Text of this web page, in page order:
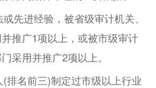
先进经验，被省级审计机关、
推广1项以上，或被市级审计
采用并推广2项以上。
排名前三)制定过市级以上行业